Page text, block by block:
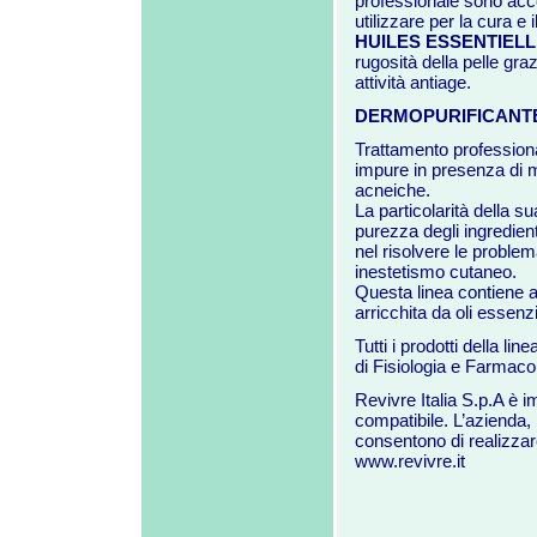
utilizzare per la cura e
HUILES
rugosità della pelle
attività antiage.
Trattamento
impure in presenza di
acneiche.
La particolarità della
purezza degli
nel risolvere le
inestetismo cutaneo.
Questa linea contiene
arricchita da oli
Tutti i prodotti della
di Fisiologia e
Revivre Italia S.p.A è
compatibile.
consentono di
www.revivre.it